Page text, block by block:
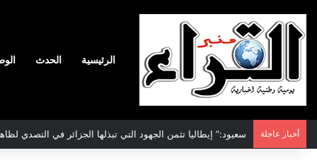
الرئيسية الحدث
أخبار عاجلة سعيود:” إيطاليا تثمن الجهود التي تبذلها الجزائر في التصدي